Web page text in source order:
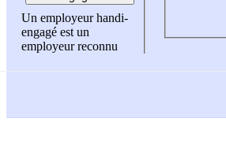
Un employeur handi-
engagé est un
employeur reconnu